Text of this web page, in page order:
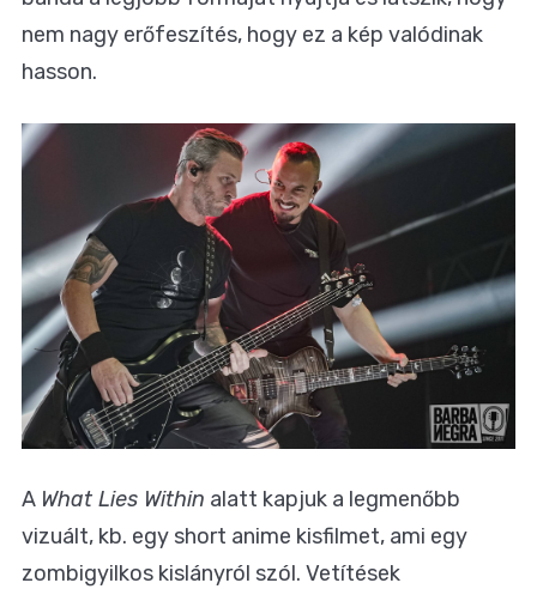
nem nagy erőfeszítés, hogy ez a kép valódinak
hasson.
A What Lies Within alatt kapjuk a legmenőbb
vizuált, kb. egy short anime kisfilmet, ami egy
zombigyilkos kislányról szól. Vetítések